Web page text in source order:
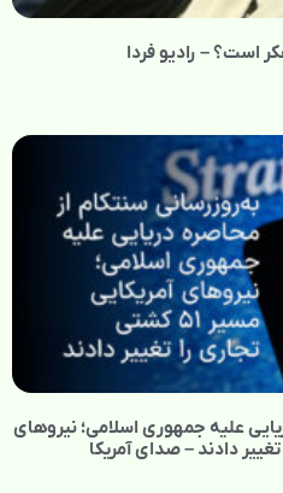
است؟ – رادیو فردا
علیه جمهوری اسلامی؛ نیروهای